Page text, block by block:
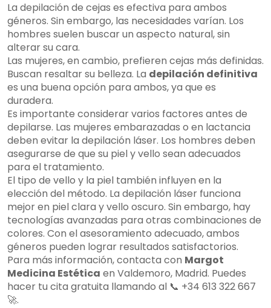
La depilación de cejas es efectiva para ambos
géneros. Sin embargo, las necesidades varían. Los
hombres suelen buscar un aspecto natural, sin
alterar su cara.
Las mujeres, en cambio, prefieren cejas más definidas.
Buscan resaltar su belleza. La depilación definitiva
es una buena opción para ambos, ya que es
duradera.
Es importante considerar varios factores antes de
depilarse. Las mujeres embarazadas o en lactancia
deben evitar la depilación láser. Los hombres deben
asegurarse de que su piel y vello sean adecuados
para el tratamiento.
El tipo de vello y la piel también influyen en la
elección del método. La depilación láser funciona
mejor en piel clara y vello oscuro. Sin embargo, hay
tecnologías avanzadas para otras combinaciones de
colores. Con el asesoramiento adecuado, ambos
géneros pueden lograr resultados satisfactorios.
Para más información, contacta con Margot
Medicina Estética en Valdemoro, Madrid. Puedes
hacer tu cita gratuita llamando al 📞 +34 613 322 667
🚀.